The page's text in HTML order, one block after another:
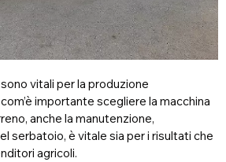
vitali per la produzione
importante scegliere la macchina
anche la manutenzione,
serbatoio, è vitale sia per i risultati che
agricoli.